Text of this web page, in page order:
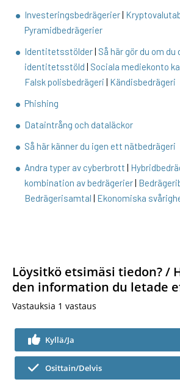
Investeringsbedrägerier
Pyramidbedrägerier
Identitetsstölder Så här gör du om du
identitetsstöld
Sociala mediekonto
Falsk polisbedrägeri
Kändisbedrägeri
Phishing
Dataintrång och dataläckor
Så här känner du igen ett nätbedrägeri
Andra typer av cyberbrott
kombination av bedrägerier
Bedrägerisamtal
Ekonomiska
Löysitkö etsimäsi tiedon? /
den information du letade
Vastauksia 1 vastaus
Kyllä/Ja
Osittain/Delvis